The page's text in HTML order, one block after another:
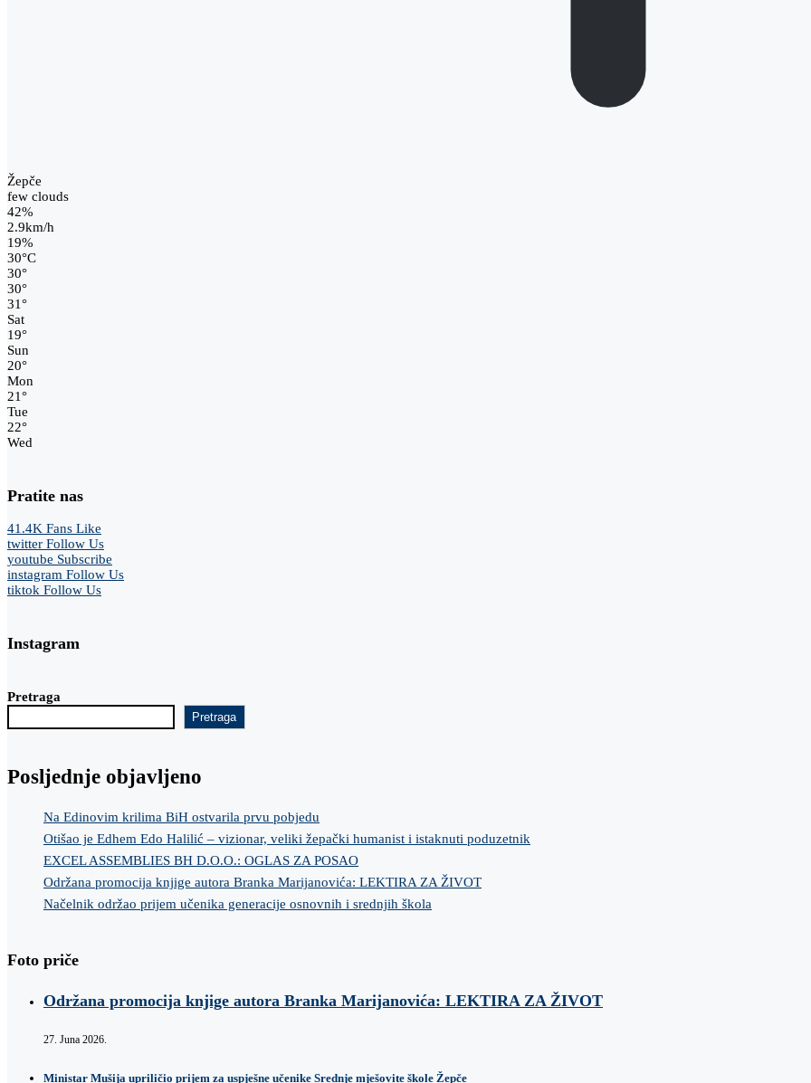
Žepče
few clouds
42%
2.9km/h
19%
30°C
30°
30°
31°
Sat
19°
Sun
20°
Mon
21°
Tue
22°
Wed
Pratite nas
41.4K Fans Like
twitter Follow Us
youtube Subscribe
instagram Follow Us
tiktok Follow Us
Instagram
Pretraga
Pretraga
Posljednje objavljeno
Na Edinovim krilima BiH ostvarila prvu pobjedu
Otišao je Edhem Edo Halilić – vizionar, veliki žepački humanist i istaknuti poduzetnik
EXCEL ASSEMBLIES BH D.O.O.: OGLAS ZA POSAO
Održana promocija knjige autora Branka Marijanovića: LEKTIRA ZA ŽIVOT
Načelnik održao prijem učenika generacije osnovnih i srednjih škola
Foto priče
Održana promocija knjige autora Branka Marijanovića: LEKTIRA ZA ŽIVOT
27. Juna 2026.
Ministar Mušija upriličio prijem za uspješne učenike Srednje mješovite škole Žepče